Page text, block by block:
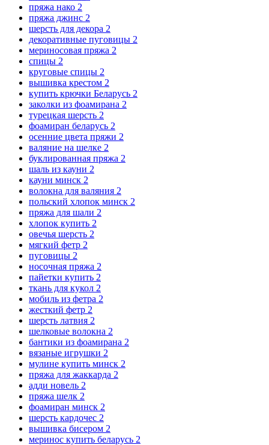
пряжа нако 2
пряжа джинс 2
шерсть для декора 2
декоративные пуговицы 2
мериносовая пряжа 2
спицы 2
круговые спицы 2
вышивка крестом 2
купить крючки Беларусь 2
заколки из фоамирана 2
турецкая шерсть 2
фоамиран беларусь 2
осенние цвета пряжи 2
валяние на шелке 2
буклированная пряжа 2
шаль из кауни 2
кауни минск 2
волокна для валяния 2
польский хлопок минск 2
пряжа для шали 2
хлопок купить 2
овечья шерсть 2
мягкий фетр 2
пуговицы 2
носочная пряжа 2
пайетки купить 2
ткань для кукол 2
мобиль из фетра 2
жесткий фетр 2
шерсть латвия 2
шелковые волокна 2
бантики из фоамирана 2
вязаные игрушки 2
мулине купить минск 2
пряжа для жаккарда 2
адди новель 2
пряжа шелк 2
фоамиран минск 2
шерсть кардочес 2
вышивка бисером 2
меринос купить беларусь 2